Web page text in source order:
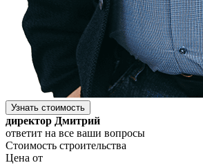
Узнать стоимость
директор Дмитрий
ответит на все ваши вопросы
Стоимость строительства
Цена от